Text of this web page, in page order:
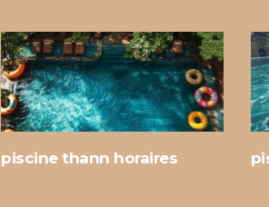
piscine thann horaires